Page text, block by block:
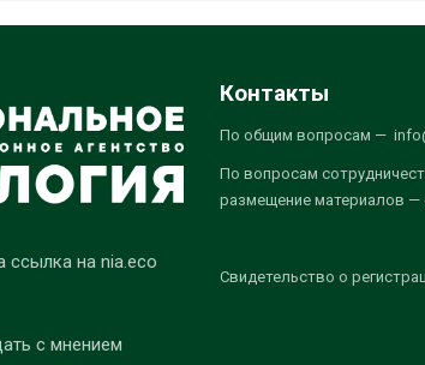
ссылка на nia.eco
с мнением
Контакты
По общим вопросам —
По вопросам
размещение материалов —
Свидетельство о